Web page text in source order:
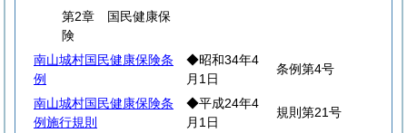
第2章 国民健康保
険
南山城村国民健康保険条
例
◆昭和34年4
月1日
条例第4号
南山城村国民健康保険条
例施行規則
◆平成24年4
月1日
規則第21号